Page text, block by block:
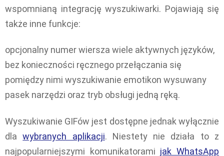
wspomnianą integrację wyszukiwarki. Pojawiają się
także inne funkcje:
opcjonalny numer wiersza wiele aktywnych języków,
bez konieczności ręcznego przełączania się
pomiędzy nimi wyszukiwanie emotikon wysuwany
pasek narzędzi oraz tryb obsługi jedną ręką.
Wyszukiwanie GIFów jest dostępne jednak wyłącznie
dlawybranych aplikacji. Niestety nie działa to z
najpopularniejszymi komunikatorami jak WhatsApp